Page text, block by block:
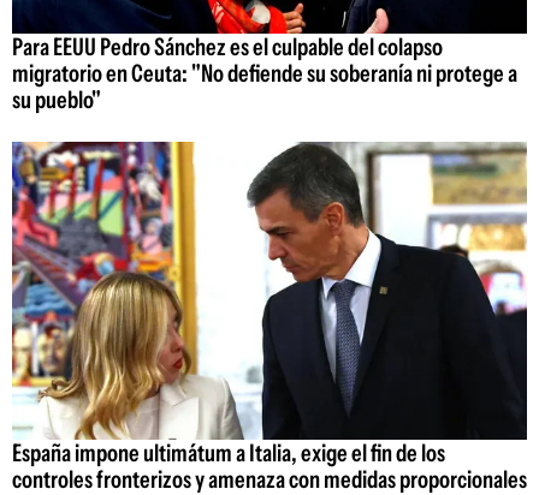
Para EEUU Pedro Sánchez es el culpable del colapso
migratorio en Ceuta: "No defiende su soberanía ni protege a
su pueblo"
España impone ultimátum a Italia, exige el fin de los
controles fronterizos y amenaza con medidas proporcionales